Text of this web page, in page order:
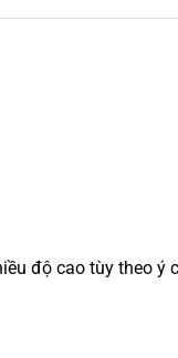
độ cao tùy theo ý